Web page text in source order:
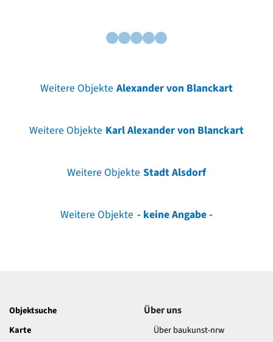
Weitere Objekte Alexander von Blanckart
Weitere Objekte Karl Alexander von Blanckart
Weitere Objekte Stadt Alsdorf
Weitere Objekte - keine Angabe -
Objektsuche
Karte
Über uns
Über baukunst-nrw